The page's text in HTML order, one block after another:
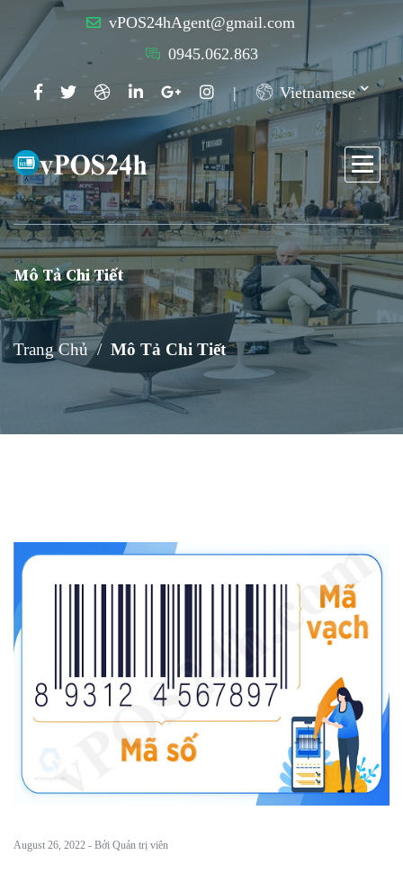
vPOS24hAgent@gmail.com
0945.062.863
Vietnamese
Mô Tả Chi Tiết
Trang Chủ Mô Tả Chi Tiết
August 26, 2022 - Bởi Quản trị viên